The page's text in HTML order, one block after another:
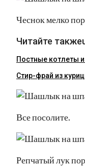
Чеснок мелко
Читайте
Постные котлеты
Стир-фрай из
Все посолите.
Репчатый лук